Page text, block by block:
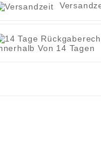
Von 14 Tagen